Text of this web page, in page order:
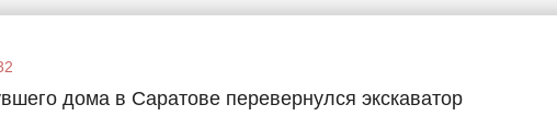
дома в Саратове перевернулся экскаватор